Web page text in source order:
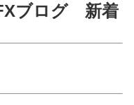
ブログ 新着